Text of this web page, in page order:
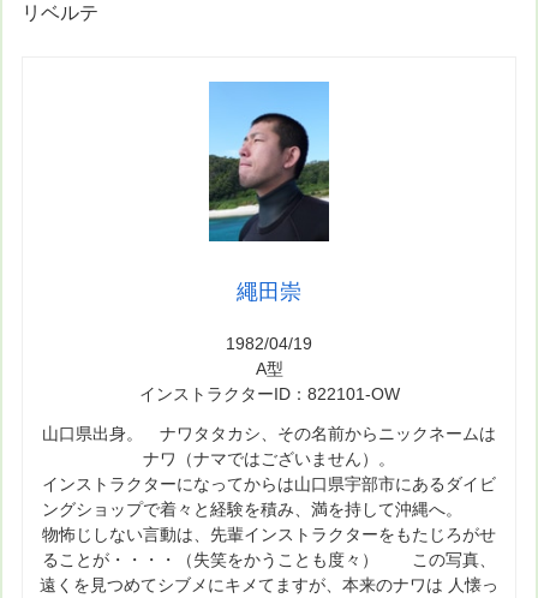
リベルテ
繩田崇
1982/04/19
A型
インストラクターID：822101-OW
山口県出身。 ナワタタカシ、その名前からニックネームは
ナワ（ナマではございません）。
インストラクターになってからは山口県宇部市にあるダイビ
ングショップで着々と経験を積み、満を持して沖縄へ。
物怖じしない言動は、先輩インストラクターをもたじろがせ
ることが・・・・（失笑をかうことも度々） この写真、
遠くを見つめてシブメにキメてますが、本来のナワは 人懐っ